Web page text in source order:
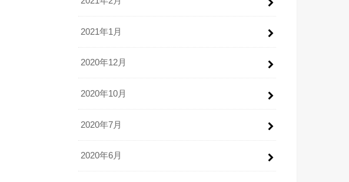
2021年1月
2020年12月
2020年10月
2020年7月
2020年6月